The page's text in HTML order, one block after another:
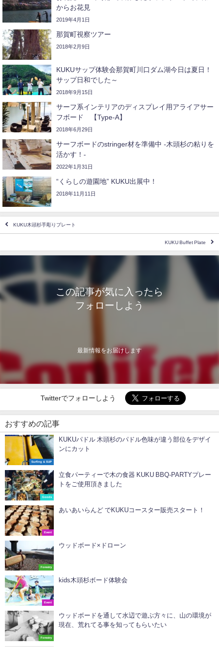
からお花見
2019年4月1日
那賀町視察ツアー
2018年2月9日
KUKUサップ体験会那賀町川口ダム湖今日は夏日！
サップ日和でした～
2018年9月15日
サーフ系インテリアのディスプレイ用アライアサー
フボード 【Type-A】
2018年6月29日
サーフボードのstringer材を準備中 -木頭杉の粘りを
活かす！-
2022年1月31日
“くらしの遊園地” KUKU出展中！
2018年11月11日
KUKU木頭杉手彫りプレート
KUKU Buffet Plate
この記事が気に入ったら
フォローしよう
最新情報をお届けします
Twitterでフォローしよう
おすすめの記事
Surfing & SUP
KUKUパドル 木頭杉のパドル色味が違う部位をデザイ
ンにカット
Goods
立食パーティーで木の食器 KUKU BBQ-PARTYプレー
トをご使用頂きました
Event
あいあいらんど でKUKUコースター販売スタート！
Forestry
ウッドボード×ドローン
Event
kids木頭杉ボード体験会
Forestry
ウッドボードを通して水辺で遊ぶ方々に、山の環境が
現在、荒れてる事を知ってもらいたい